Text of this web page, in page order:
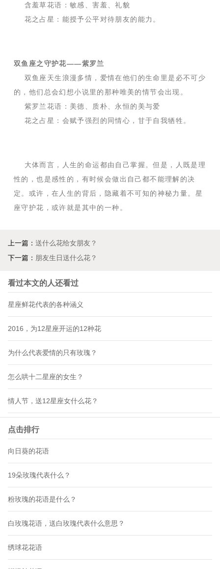
含羞草花语：敏感、害羞、礼貌
花之占星：能授予公平对待朋友的能力。
双鱼座之守护花——紫罗兰
双鱼座天生浪漫多情，爱情在他们的生命里是必不可少
的，他们总会幻想小说里的那种唯美的情节会出现。
紫罗兰花语：美德、质朴、永恒的美与爱
花之占星：会赋予强烈的同情心，甘于自我牺牲。
大体而言，人生的命运都由自己掌握。但是，人既是理
性的，也是感性的，有时候会做出自己都不能理解的决
定。或许，在人生的背后，隐藏着不可知的神秘力量。星
座守护花，或许就是其中的一种。
上一篇： 送什么花给女朋友？
下一篇： 朋友生日送什么花？
看过本文的人还看过
星座鲜花代表的各种涵义
2016，为12星座开运的12种花
为什么代表爱情的只有玫瑰？
怎么哄十二星座的女生？
情人节，送12星座女什么花？
点击排行
向日葵的花语
19朵玫瑰代表什么？
粉玫瑰的花语是什么？
白玫瑰花语，送白玫瑰代表什么意思？
绣球花花语